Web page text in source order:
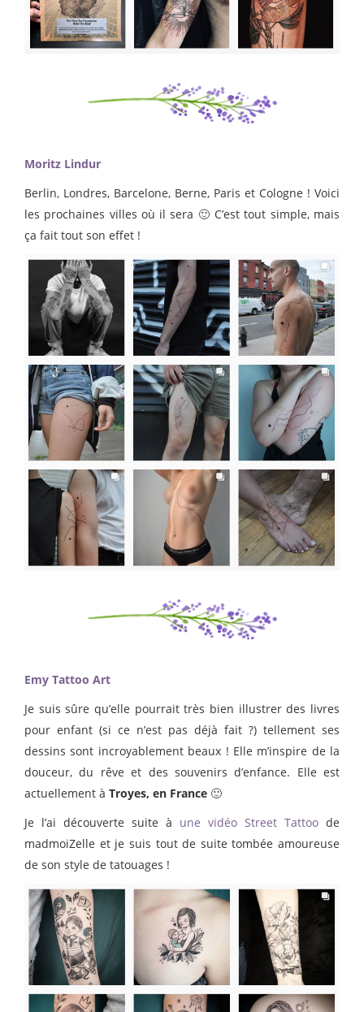
Moritz Lindur
Berlin, Londres, Barcelone, Berne, Paris et Cologne ! Voici
les prochaines villes où il sera 🙂 C’est tout simple, mais
ça fait tout son effet !
Emy Tattoo Art
Je suis sûre qu’elle pourrait très bien illustrer des livres
pour enfant (si ce n’est pas déjà fait ?) tellement ses
dessins sont incroyablement beaux ! Elle m’inspire de la
douceur, du rêve et des souvenirs d’enfance. Elle est
actuellement à Troyes, en France 🙂
Je l’ai découverte suite à une vidéo Street Tattoo de
madmoiZelle et je suis tout de suite tombée amoureuse
de son style de tatouages !